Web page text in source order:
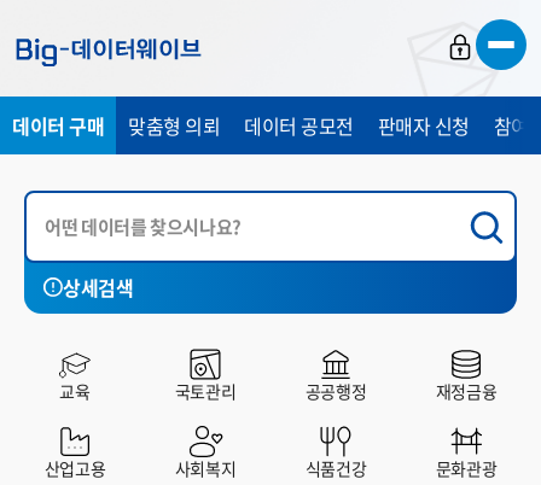
가
가
가
데이터 구매 맞춤형 의뢰 데이터 공모전 판매자 신청 참여
상세검색
국토관리 공공행정 사회복지
전체 유료 무료
교육 국토관리 공공행정 재정금융
산업고용 사회복지 식품건강 문화관광